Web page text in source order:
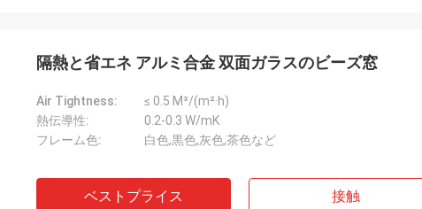
隔熱と省エネ アルミ合金 双面ガラスのビーズ窓
Air Tightness:
≤ 0.5 M³/(m²·h)
熱伝導性:
0.2-0.3 W/mK
フレーム色:
白色,黒色,灰色,茶色など
ベストプライス 接触